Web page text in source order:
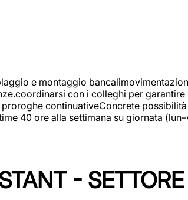
e montaggio
con i colleghi per
continuativeConcrete possibilità
40 ore alla settimana su giornata
-